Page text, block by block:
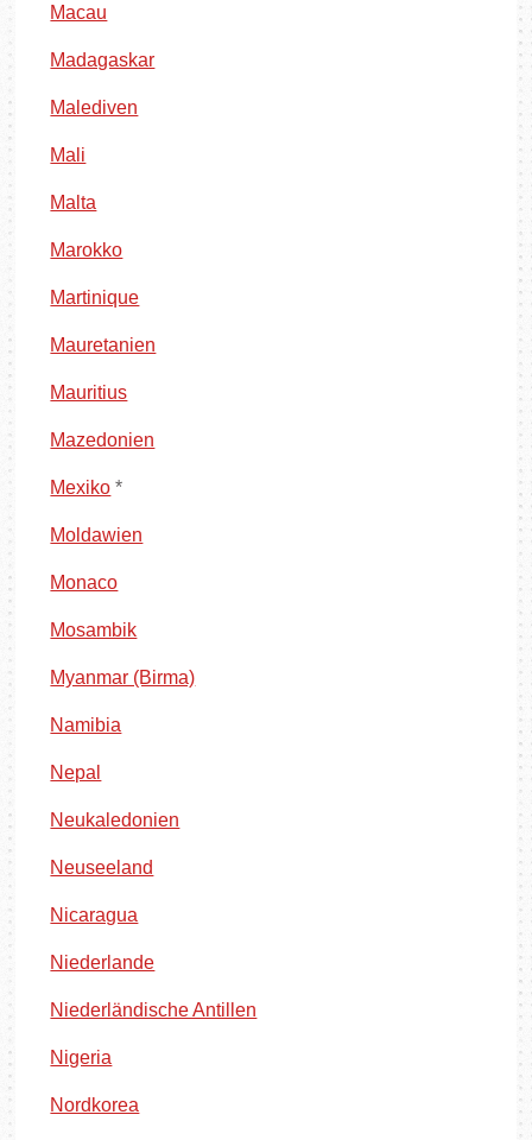
Macau
Madagaskar
Malediven
Mali
Malta
Marokko
Martinique
Mauretanien
Mauritius
Mazedonien
Mexiko *
Moldawien
Monaco
Mosambik
Myanmar (Birma)
Namibia
Nepal
Neukaledonien
Neuseeland
Nicaragua
Niederlande
Niederländische Antillen
Nigeria
Nordkorea